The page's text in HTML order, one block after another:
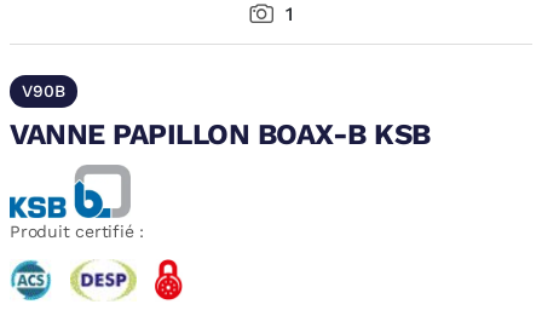
1
V90B
VANNE PAPILLON BOAX-B KSB
Produit certifié :